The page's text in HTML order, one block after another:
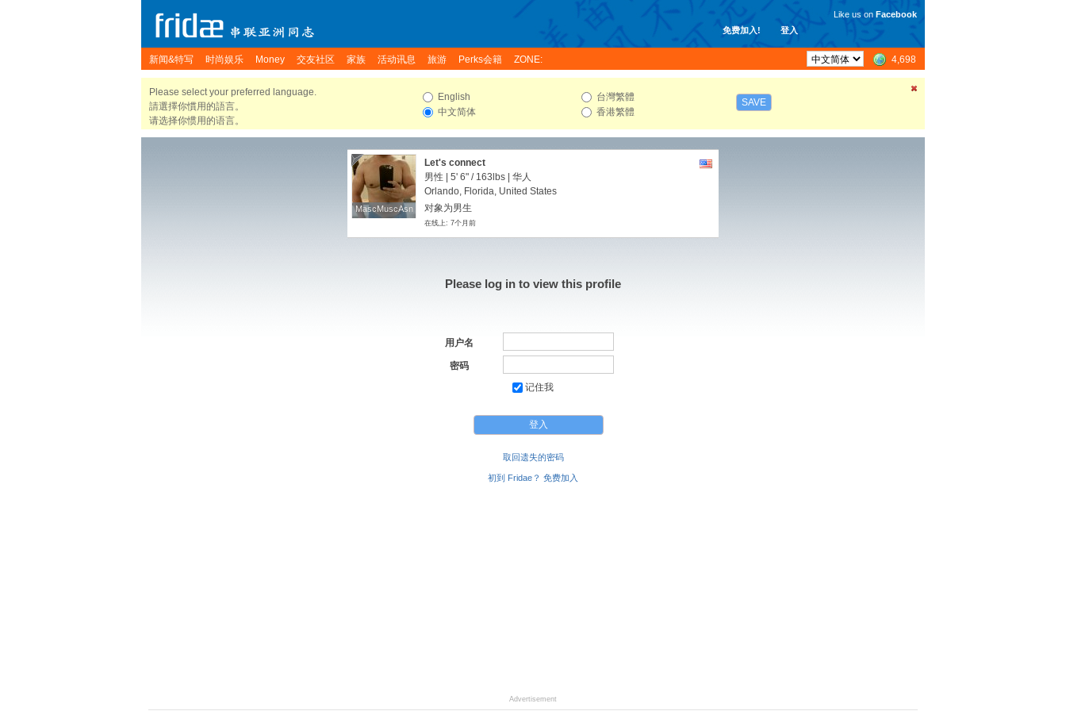
免费加入! 登入
Like us on Facebook
新闻&特写 时尚娱乐 Money 交友社区 家族 活动讯息 旅游 Perks会籍 ZONE: 4,698
Please select your preferred language.
請選擇你慣用的語言。
请选择你惯用的语言。
English
中文简体
台灣繁體
香港繁體
SAVE
MascMuscAsn
MascMuscAsn
Let's connect
男性 | 5' 6" / 163lbs | 华人
Orlando, Florida, United States
对象为男生
在线上: 7个月前
Please log in to view this profile
用户名
密码
记住我
取回遗失的密码
初到 Fridae？ 免费加入
Advertisement